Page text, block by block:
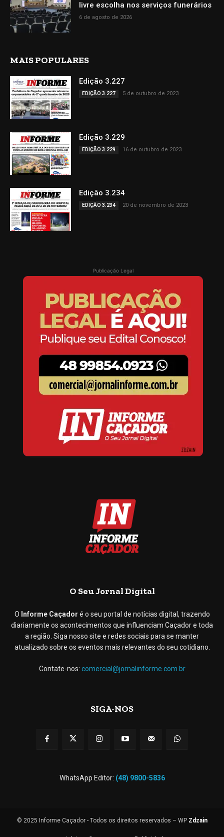
livre escolha nos serviços funerários
6 de agosto de 2026
MAIS POPULARES
Edição 3.227
EDIÇÃO 3.227 5 de outubro de 2023
Edição 3.229
EDIÇÃO 3.229 16 de outubro de 2023
Edição 3.234
EDIÇÃO 3.234 20 de novembro de 2023
Publicação Legal
O Seu Jornal Digital
O Informe Caçador é o seu portal de notícias digital, trazendo
diariamente os acontecimentos que influenciam Caçador e toda
a região. Siga nosso site e redes sociais para se manter
atualizado sobre os eventos mais relevantes do seu cotidiano.
Contate-nos: comercial@jornalinforme.com.br
SIGA-NOS
WhatsApp Editor: (48) 9800-5836
© 2025 Informe Caçador - Todos os direitos reservados – WP Zdzain